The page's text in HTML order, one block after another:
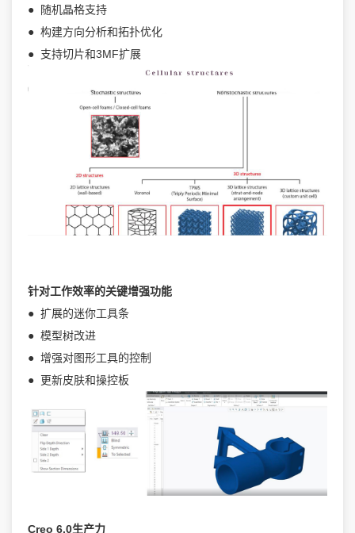
● 随机晶格支持
● 构建方向分析和拓扑优化
● 支持切片和3MF扩展
针对工作效率的关键增强功能
● 扩展的迷你工具条
● 模型树改进
● 增强对图形工具的控制
● 更新皮肤和操控板
Creo 6.0生产力